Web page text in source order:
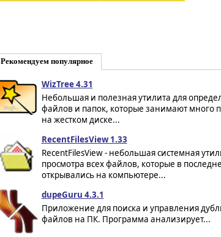
Рекомендуем популярное
WizTree 4.31
Небольшая и полезная утилита для
файлов и папок, которые занимают много
на жестком диске...
RecentFilesView 1.33
RecentFilesView - небольшая системная
просмотра всех файлов, которые в
открывались на компьютере...
dupeGuru 4.3.1
Приложение для поиска и управления
файлов на ПК. Программа анализирует...